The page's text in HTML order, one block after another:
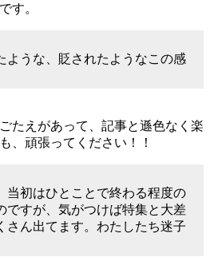
す。
ような、貶されたようなこの感
たえがあって、記事と遜色なく楽
、頑張ってください！！
当初はひとことで終わる程度の
ですが、気がつけば特集と大差
さん出てます。わたしたち迷子